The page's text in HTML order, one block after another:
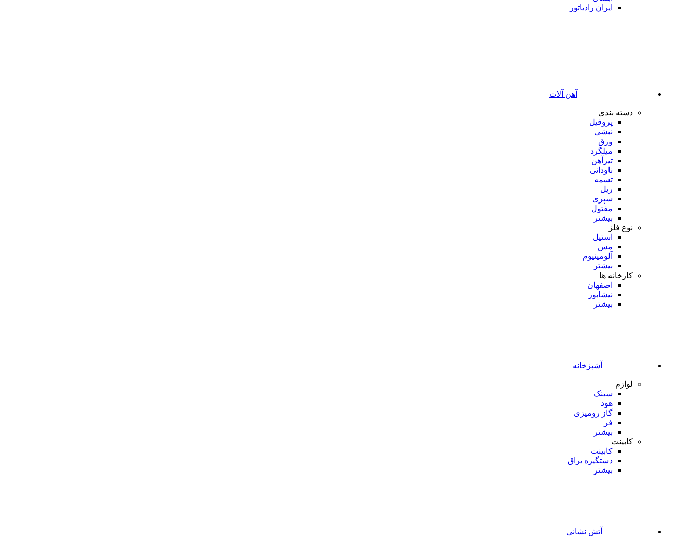
ایران رادیاتور
آهن آلات
دسته بندی
پروفیل
نبشی
ورق
میلگرد
تیرآهن
ناودانی
تسمه
ریل
سپری
مفتول
بیشتر
نوع فلز
استیل
مس
آلومینیوم
بیشتر
کارخانه ها
اصفهان
نیشابور
بیشتر
آشپزخانه
لوازم
سینک
هود
گاز رومیزی
فر
بیشتر
کابینت
کابینت
دستگیره یراق
بیشتر
آتش نشانی